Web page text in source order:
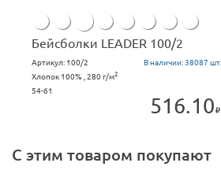
Бейсболки LEADER 100/2
Артикул: 100/2 В наличии:38087 шт.
Хлопок 100% , 280 г/м2
54-61
516.10
С этим товаром покупают